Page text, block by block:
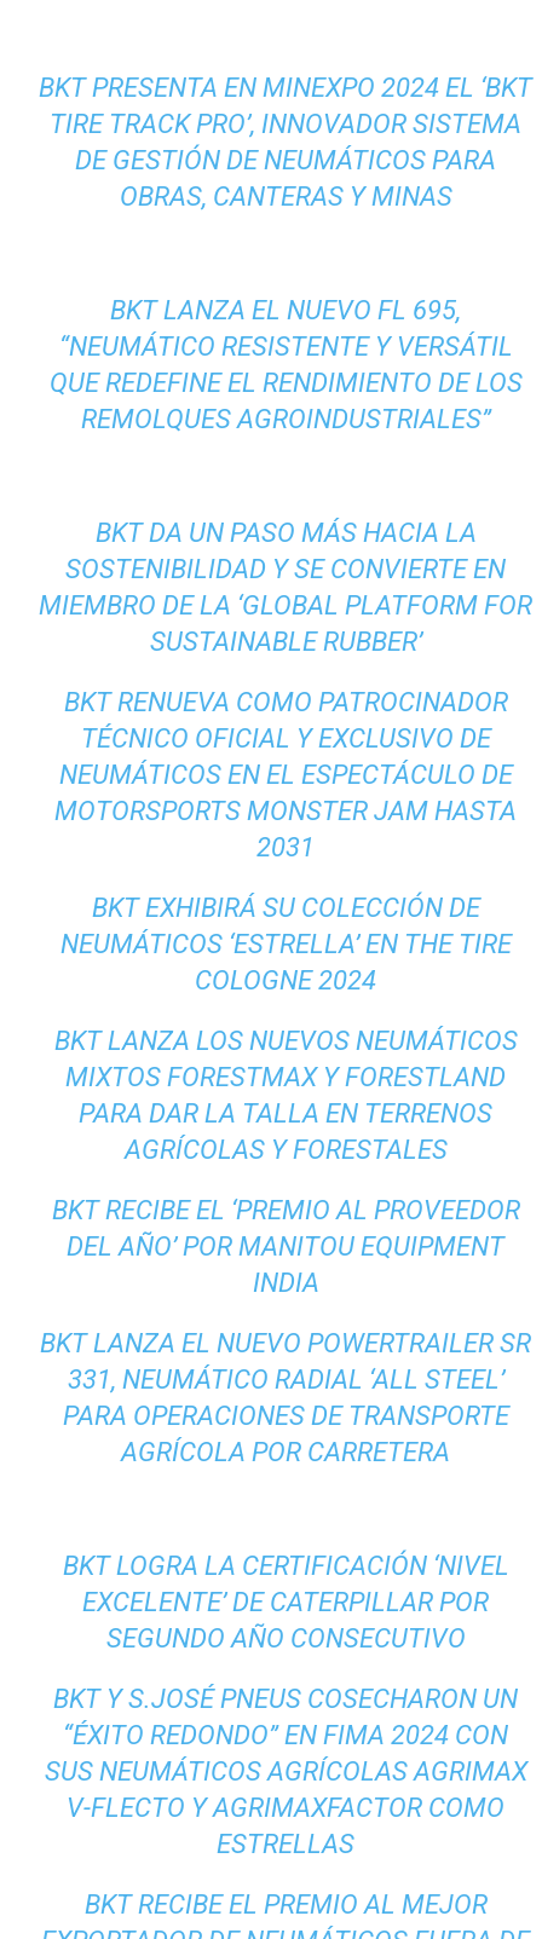
BKT PRESENTA EN MINEXPO 2024 EL ‘BKT
TIRE TRACK PRO’, INNOVADOR SISTEMA
DE GESTIÓN DE NEUMÁTICOS PARA
OBRAS, CANTERAS Y MINAS
BKT LANZA EL NUEVO FL 695,
“NEUMÁTICO RESISTENTE Y VERSÁTIL
QUE REDEFINE EL RENDIMIENTO DE LOS
REMOLQUES AGROINDUSTRIALES”
BKT DA UN PASO MÁS HACIA LA
SOSTENIBILIDAD Y SE CONVIERTE EN
MIEMBRO DE LA ‘GLOBAL PLATFORM FOR
SUSTAINABLE RUBBER’
BKT RENUEVA COMO PATROCINADOR
TÉCNICO OFICIAL Y EXCLUSIVO DE
NEUMÁTICOS EN EL ESPECTÁCULO DE
MOTORSPORTS MONSTER JAM HASTA
2031
BKT EXHIBIRÁ SU COLECCIÓN DE
NEUMÁTICOS ‘ESTRELLA’ EN THE TIRE
COLOGNE 2024
BKT LANZA LOS NUEVOS NEUMÁTICOS
MIXTOS FORESTMAX Y FORESTLAND
PARA DAR LA TALLA EN TERRENOS
AGRÍCOLAS Y FORESTALES
BKT RECIBE EL ‘PREMIO AL PROVEEDOR
DEL AÑO’ POR MANITOU EQUIPMENT
INDIA
BKT LANZA EL NUEVO POWERTRAILER SR
331, NEUMÁTICO RADIAL ‘ALL STEEL’
PARA OPERACIONES DE TRANSPORTE
AGRÍCOLA POR CARRETERA
BKT LOGRA LA CERTIFICACIÓN ‘NIVEL
EXCELENTE’ DE CATERPILLAR POR
SEGUNDO AÑO CONSECUTIVO
BKT Y S.JOSÉ PNEUS COSECHARON UN
“ÉXITO REDONDO” EN FIMA 2024 CON
SUS NEUMÁTICOS AGRÍCOLAS AGRIMAX
V-FLECTO Y AGRIMAXFACTOR COMO
ESTRELLAS
BKT RECIBE EL PREMIO AL MEJOR